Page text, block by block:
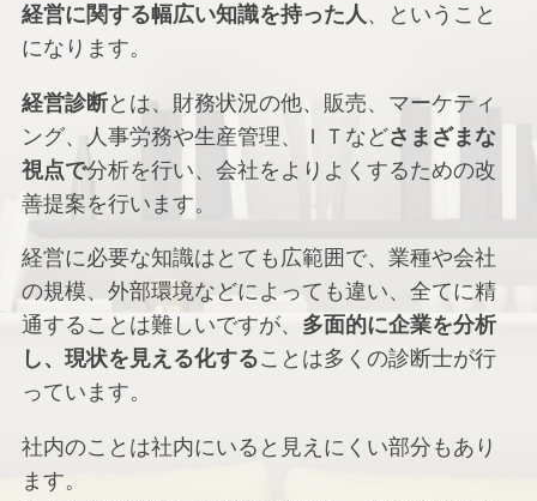
経営に関する幅広い知識を持った人 、ということ
になります。
経営診断とは、財務状況の他、販売、マーケティ
ング、人事労務や生産管理、ＩＴなどさまざまな
視点で分析を行い、会社をよりよくするための改
善提案を行います。
経営に必要な知識はとても広範囲で、業種や会社
の規模、外部環境などによっても違い、全てに精
通することは難しいですが、 多面的に企業を分析
し、現状を見える化することは多くの診断士が行
っています。
社内のことは社内にいると見えにくい部分もあり
ます。